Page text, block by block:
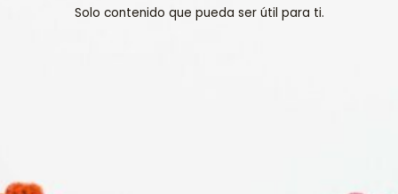
Solo contenido que pueda ser útil para ti.